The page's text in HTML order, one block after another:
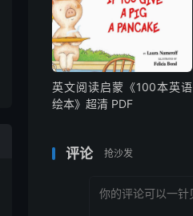
英文阅读启蒙《100本英语
绘本》超清 PDF
评论 抢沙发